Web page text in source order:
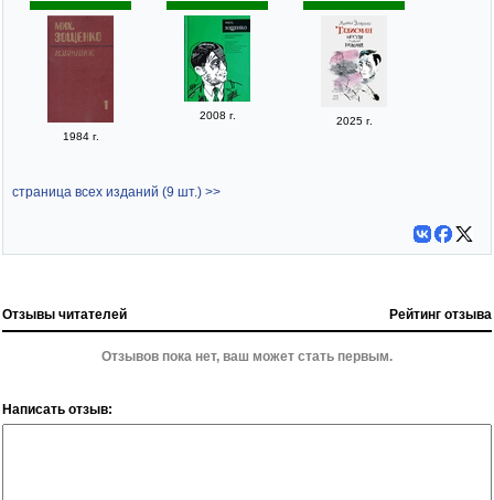
1984 г.
2008 г. 2025 г.
страница всех изданий (9 шт.) >>
Отзывы читателей Рейтинг отзыва
Отзывов пока нет, ваш может стать первым.
Написать отзыв: